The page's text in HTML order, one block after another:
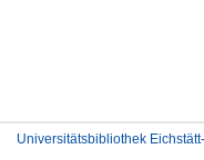
Universitätsbibliothek